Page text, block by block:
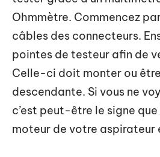
Ohmmètre. Commencez
câbles des connecteurs.
pointes de testeur afin de
Celle-ci doit monter ou
descendante. Si vous ne
c’est peut-être le signe
moteur de votre aspirateur